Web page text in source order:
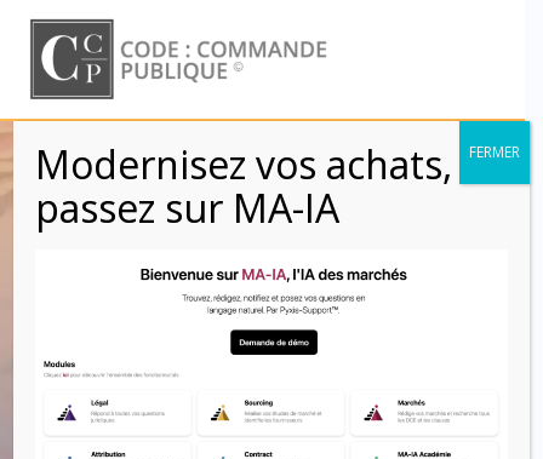
to
content
Avances et
acomptes –
Marchés de
partenariat
Code : Commande Publique
Modernisez vos achats,
passez sur MA-IA
FERMER